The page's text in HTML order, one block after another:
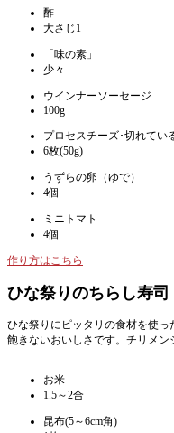
酢
大さじ1
「味の素」
少々
ウインナーソーセージ
100g
プロセスチーズ･切れてい
6枚(50g)
うずらの卵（ゆで）
4個
ミニトマト
4個
作り方はこちら
ひな祭りのちらし寿司
ひな祭りにピッタリの食材を使
飽きないおいしさです。チリメン
お米
1.5～2合
昆布(5～6cm角)